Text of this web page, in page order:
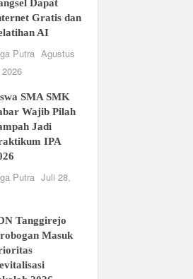
Dapat
Gratis dan
AI
Putra Agustus
SMA SMK
Wajib Pilah
Jadi
IPA
Putra Juli 28,
Tanggirejo
Masuk